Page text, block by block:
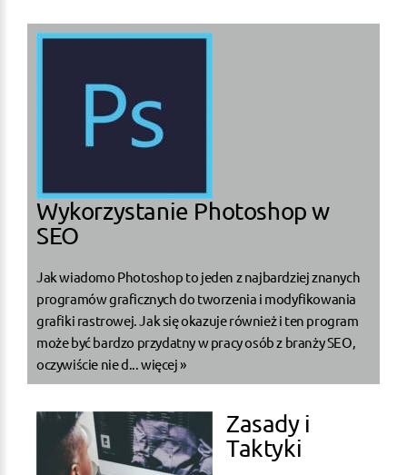
Wykorzystanie Photoshop w
SEO
Jak wiadomo Photoshop to jeden z najbardziej znanych
programów graficznych do tworzenia i modyfikowania
grafiki rastrowej. Jak się okazuje również i ten program
może być bardzo przydatny w pracy osób z branży SEO,
oczywiście nie d... więcej »
Zasady i
Taktyki